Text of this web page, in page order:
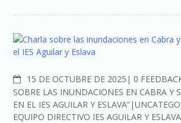
15 DE OCTUBRE DE 2025
0
SOBRE LAS INUNDACIONES EN CABRA Y
EN EL IES AGUILAR Y ESLAVA”
EQUIPO DIRECTIVO IES AGUILAR Y ESLAVA